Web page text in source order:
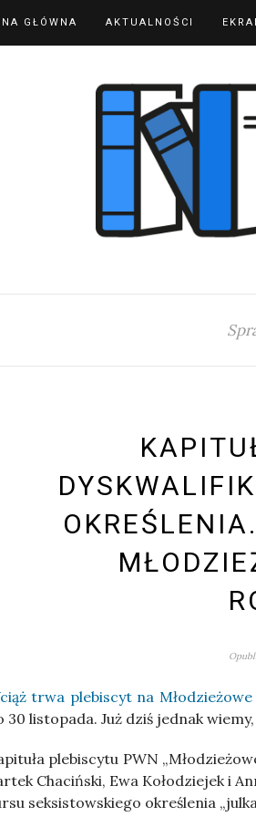
GŁÓWNA AKTUALNOŚCI
trwa ple­bi­scyt na Mło­dzie­żo­we
30 listo­pa­da. Już dziś jed­nak
ple­bi­scy­tu PWN
Cha­ciń­ski, Ewa Koło­dzie­jek i
sek­si­stow­skie­go okre­śle­nia